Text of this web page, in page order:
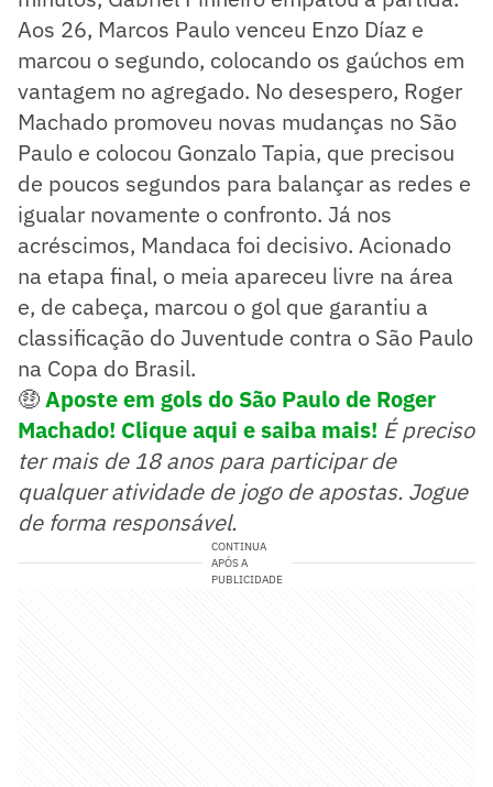
Aos 26, Marcos Paulo venceu Enzo Díaz e
marcou o segundo, colocando os gaúchos em
vantagem no agregado. No desespero, Roger
Machado promoveu novas mudanças no São
Paulo e colocou Gonzalo Tapia, que precisou
de poucos segundos para balançar as redes e
igualar novamente o confronto. Já nos
acréscimos, Mandaca foi decisivo. Acionado
na etapa final, o meia apareceu livre na área
e, de cabeça, marcou o gol que garantiu a
classificação do Juventude contra o São Paulo
na Copa do Brasil.
🤑Aposte em gols do São Paulo de Roger
Machado! Clique aqui e saiba mais! É preciso
ter mais de 18 anos para participar de
qualquer atividade de jogo de apostas. Jogue
de forma responsável.
CONTINUA
APÓS A
PUBLICIDADE